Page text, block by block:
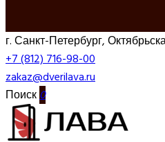
г. Санкт-Петербург,
+7 (812) 716-98-00
zakaz@dverilava.ru
Поиск0